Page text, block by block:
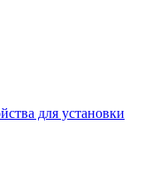
для установки